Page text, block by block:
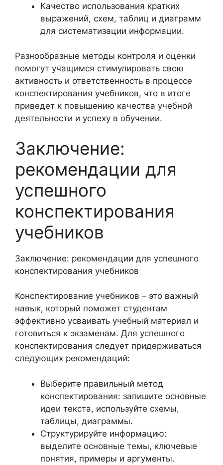
Качество использования кратких
выражений, схем, таблиц и диаграмм
для систематизации информации.
Разнообразные методы контроля и оценки
помогут учащимся стимулировать свою
активность и ответственность в процессе
конспектирования учебников, что в итоге
приведет к повышению качества учебной
деятельности и успеху в обучении.
Заключение:
рекомендации для
успешного
конспектирования
учебников
Заключение: рекомендации для успешного
конспектирования учебников
Конспектирование учебников – это важный
навык, который поможет студентам
эффективно усваивать учебный материал и
готовиться к экзаменам. Для успешного
конспектирования следует придерживаться
следующих рекомендаций:
Выберите правильный метод
конспектирования: запишите основные
идеи текста, используйте схемы,
таблицы, диаграммы.
Структурируйте информацию:
выделите основные темы, ключевые
понятия, примеры и аргументы.